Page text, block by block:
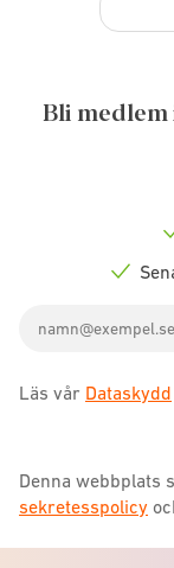
Bli
address
Läs vår Dataskydd
Denna webbplats
sekretesspolicy